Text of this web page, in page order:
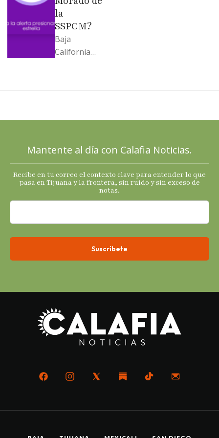
la
SSPCM?
Baja
California
2025 con
termómetro
s
económicos.
Mantente al día con Calafia Noticias.
Recibe en tu correo el contexto clave para entender lo que
pasa en Tijuana y la frontera, sin ruido y sin exceso de
notas.